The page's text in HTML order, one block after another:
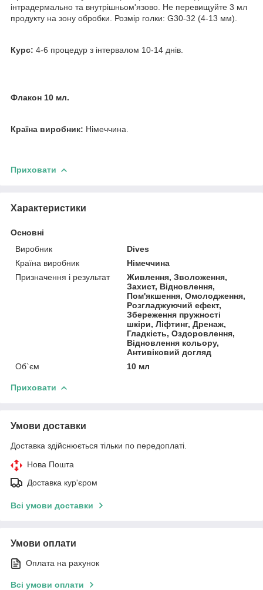
інтрадермально та внутрішньом'язово. Не перевищуйте 3 мл
продукту на зону обробки. Розмір голки: G30-32 (4-13 мм).
Курс: 4-6 процедур з інтервалом 10-14 днів.
Флакон 10 мл.
Країна виробник: Німеччина.
Приховати
Характеристики
Основні
Виробник
Dives
Країна виробник
Німеччина
Призначення і результат
Живлення, Зволоження,
Захист, Відновлення,
Пом'якшення, Омолодження,
Розгладжуючий ефект,
Збереження пружності
шкіри, Ліфтинг, Дренаж,
Гладкість, Оздоровлення,
Відновлення кольору,
Антивіковий догляд
Об`єм
10 мл
Приховати
Умови доставки
Доставка здійснюється тільки по передоплаті.
Нова Пошта
Доставка кур'єром
Всі умови доставки
Умови оплати
Оплата на рахунок
Всі умови оплати